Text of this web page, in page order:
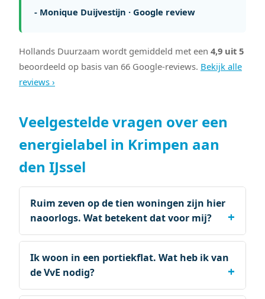
- Monique Duijvestijn · Google review
Hollands Duurzaam wordt gemiddeld met een 4,9 uit 5
beoordeeld op basis van 66 Google-reviews. Bekijk alle
reviews ›
Veelgestelde vragen over een
energielabel in Krimpen aan
den IJssel
Ruim zeven op de tien woningen zijn hier
naoorlogs. Wat betekent dat voor mij?
Ik woon in een portiekflat. Wat heb ik van
de VvE nodig?